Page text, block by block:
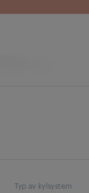
Typ av kylsystem